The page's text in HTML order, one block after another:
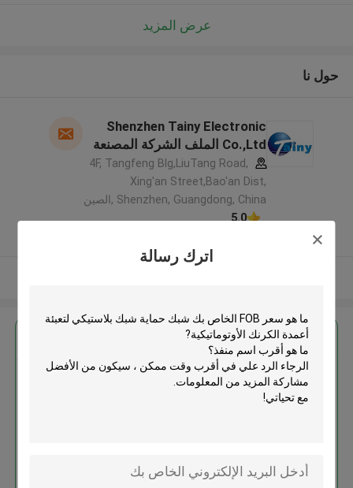
اترك رسالة
عرض المزيد
حول نا
Shenzhen Tainy Electronic
Co.,Ltd الملف الشركة المصنعة
4F, Tangfeng Blg,LiuTang Road,
Xing'an Street,Bao'an Dist,
Shenzhen, Guangdong, China ,الصين
5.0
احصل على افضل سعر ل
شبك حماية شبك بلاستيكي لتعبئة